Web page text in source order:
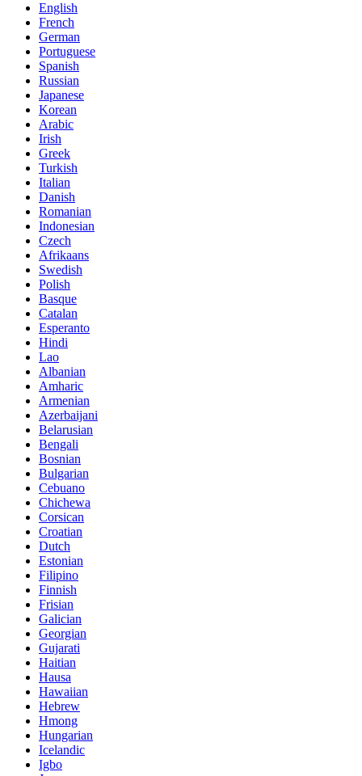
English
French
German
Portuguese
Spanish
Russian
Japanese
Korean
Arabic
Irish
Greek
Turkish
Italian
Danish
Romanian
Indonesian
Czech
Afrikaans
Swedish
Polish
Basque
Catalan
Esperanto
Hindi
Lao
Albanian
Amharic
Armenian
Azerbaijani
Belarusian
Bengali
Bosnian
Bulgarian
Cebuano
Chichewa
Corsican
Croatian
Dutch
Estonian
Filipino
Finnish
Frisian
Galician
Georgian
Gujarati
Haitian
Hausa
Hawaiian
Hebrew
Hmong
Hungarian
Icelandic
Igbo